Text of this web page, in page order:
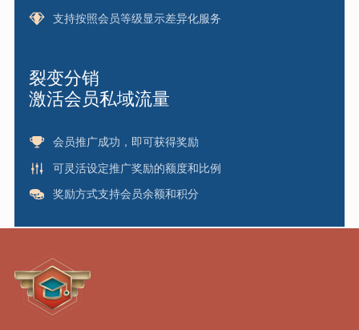
支持按照会员等级显示差异化服务
裂变分销
激活会员私域流量
会员推广成功，即可获得奖励
可灵活设定推广奖励的额度和比例
奖励方式支持会员余额和积分